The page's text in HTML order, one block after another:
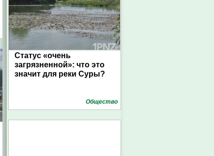
Статус «очень
загрязненной»: что это
значит для реки Суры?
Общество